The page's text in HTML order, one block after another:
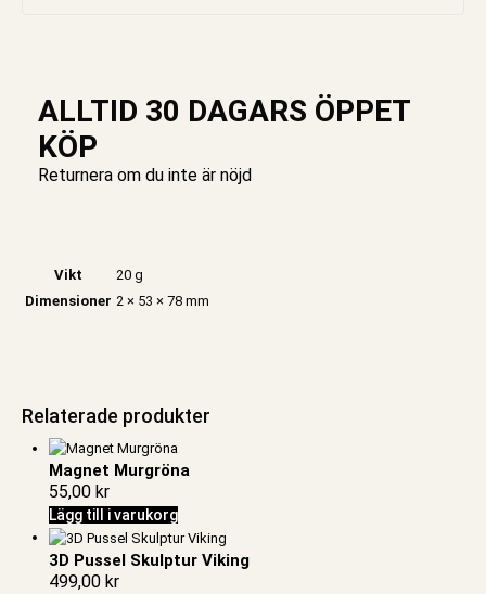
ALLTID 30 DAGARS ÖPPET
KÖP
Returnera om du inte är nöjd
Vikt
20 g
Dimensioner 2 × 53 × 78 mm
Relaterade produkter
Magnet Murgröna
55,00 kr
Lägg till i varukorg
3D Pussel Skulptur Viking
499,00 kr